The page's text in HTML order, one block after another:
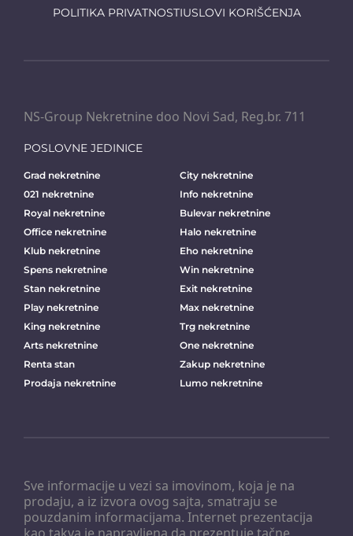
POLITIKA PRIVATNOSTIUSLOVI KORIŠĆENJA
Sve informacije u vezi sa imovinom, koja je na
prodaju, a iz izvora ovog sajta, smatraju se
pouzdanim informacijama. Internet prezentacija
NS-Group Nekretnine doo Novi Sad, Reg.br. 711
POSLOVNE JEDINICE
Grad nekretnine
City nekretnine
021 nekretnine
Info nekretnine
Royal nekretnine
Bulevar nekretnine
Office nekretnine
Halo nekretnine
Klub nekretnine
Eho nekretnine
Spens nekretnine
Win nekretnine
Stan nekretnine
Exit nekretnine
Play nekretnine
Max nekretnine
King nekretnine
Trg nekretnine
Arts nekretnine
One nekretnine
Renta stan
Zakup nekretnine
Prodaja nekretnine
Lumo nekretnine